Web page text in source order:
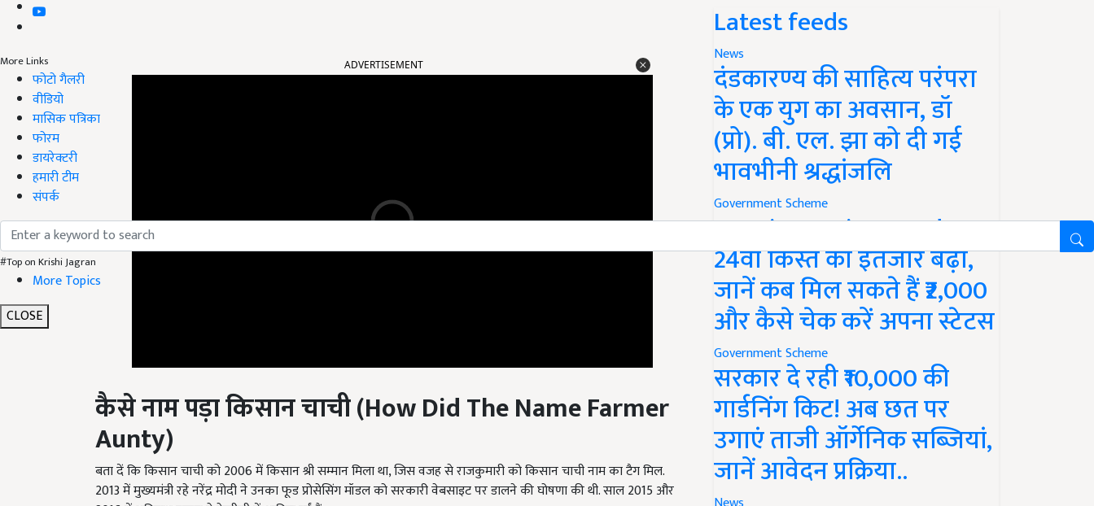
More Links
फोटो गैलरी
वीडियो
मासिक पत्रिका
फोरम
डायरेक्टरी
हमारी टीम
संपर्क
#Top on Krishi Jagran
More Topics
CLOSE
कैसे नाम पड़ा किसान चाची(How Did The Name Farmer
Aunty)
बता दें कि किसान चाची को 2006 में किसान श्री सम्मान मिला था, जिस वजह से राजकुमारी को किसान चाची नाम का टैग मिल.
2013 में मुख्यमंत्री रहे नरेंद्र मोदी ने उनका फूड प्रोसेसिंग मॉडल को सरकारी वेबसाइट पर डालने की घोषणा की थी. साल 2015 और
2016 में अमिताभ बच्चन ने केबीसी में शामिल हुईं हैं.
Latest feeds
News
दंडकारण्य की साहित्य परंपरा
के एक युग का अवसान, डॉ
(प्रो). बी. एल. झा को दी गई
भावभीनी श्रद्धांजलि
Government Scheme
PM Kisan Yojana Update:
24वीं किस्त का इंतजार बढ़ा,
जानें कब मिल सकते हैं ₹2,000
और कैसे चेक करें अपना स्टेटस
Government Scheme
सरकार दे रही ₹10,000 की
गार्डनिंग किट! अब छत पर
उगाएं ताजी ऑर्गेनिक सब्जियां,
जानें आवेदन प्रक्रिया..